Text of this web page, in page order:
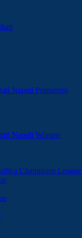
Napoli Primavera
Napoli Women
Champions League